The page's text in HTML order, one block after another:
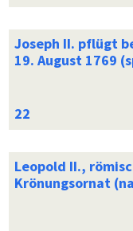
Joseph II. pflügt
19. August 1769
Leopold II.,
Krönungsornat